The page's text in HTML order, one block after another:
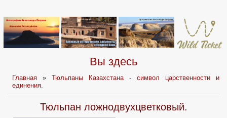
Вы здесь
Главная »Тюльпаны Казахстана - символ царственности и
единения.
Тюльпан ложнодвухцветковый.